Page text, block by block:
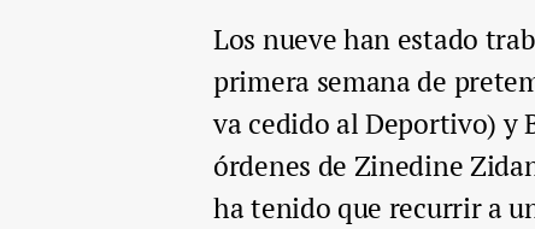
Los nueve han estado
primera semana de
va cedido al Deportivo) y
órdenes de Zinedine
ha tenido que recurrir a